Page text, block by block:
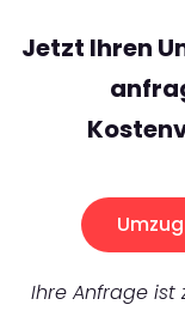
Jetzt Ihren
Ihre Anfrage ist